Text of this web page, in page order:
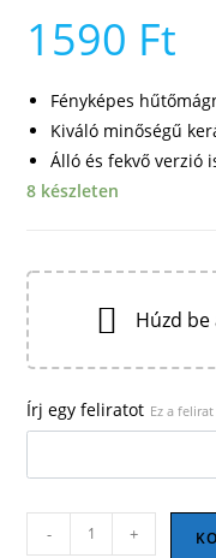
1590 Ft
Fényképes
Kiváló minőségű
Álló és fekvő verzió
8 készleten
Húzd
Írj egy feliratot Ez a
Kerámia
- +